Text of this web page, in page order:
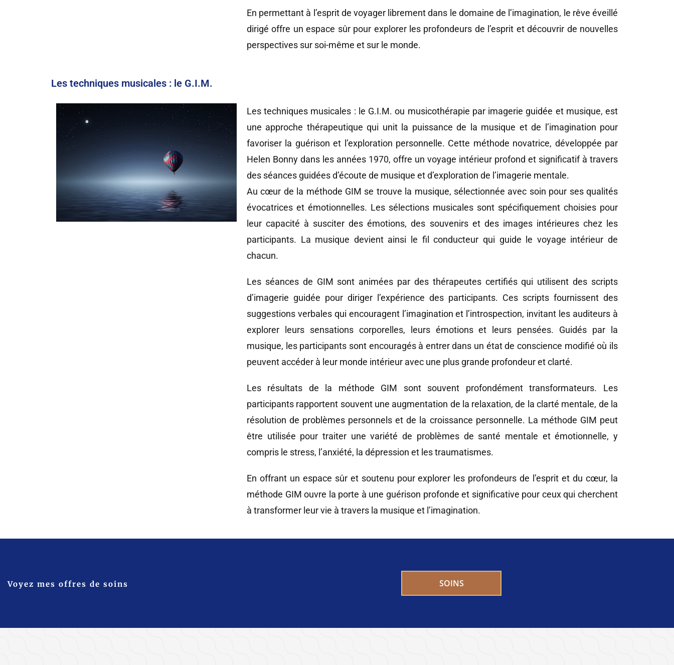
En permettant à l’esprit de voyager librement dans le domaine de l’imagination, le rêve éveillé
dirigé offre un espace sûr pour explorer les profondeurs de l’esprit et découvrir de nouvelles
perspectives sur soi-même et sur le monde.
Les techniques musicales : le G.I.M.
Les techniques musicales : le G.I.M. ou musicothérapie par imagerie guidée et musique, est
une approche thérapeutique qui unit la puissance de la musique et de l’imagination pour
favoriser la guérison et l’exploration personnelle. Cette méthode novatrice, développée par
Helen Bonny dans les années 1970, offre un voyage intérieur profond et significatif à travers
des séances guidées d’écoute de musique et d’exploration de l’imagerie mentale.
Au cœur de la méthode GIM se trouve la musique, sélectionnée avec soin pour ses qualités
évocatrices et émotionnelles. Les sélections musicales sont spécifiquement choisies pour
leur capacité à susciter des émotions, des souvenirs et des images intérieures chez les
participants. La musique devient ainsi le fil conducteur qui guide le voyage intérieur de
chacun.
Les séances de GIM sont animées par des thérapeutes certifiés qui utilisent des scripts
d’imagerie guidée pour diriger l’expérience des participants. Ces scripts fournissent des
suggestions verbales qui encouragent l’imagination et l’introspection, invitant les auditeurs à
explorer leurs sensations corporelles, leurs émotions et leurs pensées. Guidés par la
musique, les participants sont encouragés à entrer dans un état de conscience modifié où ils
peuvent accéder à leur monde intérieur avec une plus grande profondeur et clarté.
Les résultats de la méthode GIM sont souvent profondément transformateurs. Les
participants rapportent souvent une augmentation de la relaxation, de la clarté mentale, de la
résolution de problèmes personnels et de la croissance personnelle. La méthode GIM peut
être utilisée pour traiter une variété de problèmes de santé mentale et émotionnelle, y
compris le stress, l’anxiété, la dépression et les traumatismes.
En offrant un espace sûr et soutenu pour explorer les profondeurs de l’esprit et du cœur, la
méthode GIM ouvre la porte à une guérison profonde et significative pour ceux qui cherchent
à transformer leur vie à travers la musique et l’imagination.
Voyez mes offres de soins SOINS